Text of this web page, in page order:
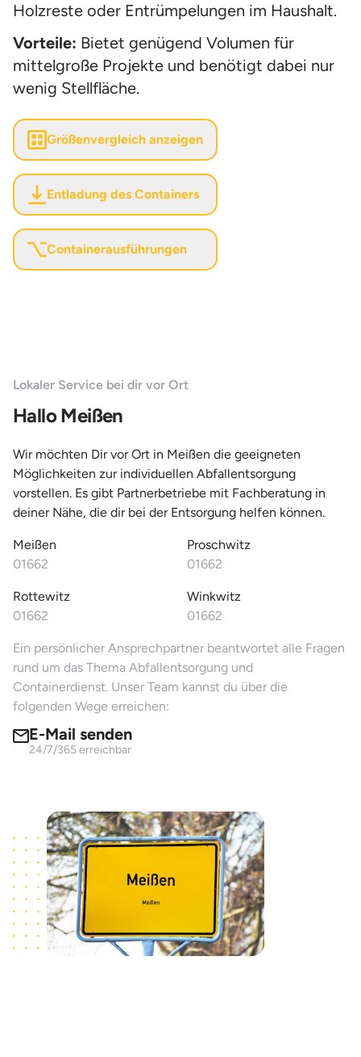
Holzreste oder Entrümpelungen im Haushalt.
Vorteile: Bietet genügend Volumen für
mittelgroße Projekte und benötigt dabei nur
wenig Stellfläche.
Größenvergleich anzeigen
Entladung des Containers
Containerausführungen
Lokaler Service bei dir vor Ort
Hallo Meißen
Wir möchten Dir vor Ort in Meißen die geeigneten
Möglichkeiten zur individuellen Abfallentsorgung
vorstellen. Es gibt Partnerbetriebe mit Fachberatung in
deiner Nähe, die dir bei der Entsorgung helfen können.
Meißen
01662
Proschwitz
01662
Rottewitz
01662
Winkwitz
01662
Ein persönlicher Ansprechpartner beantwortet alle Fragen
rund um das Thema Abfallentsorgung und
Containerdienst. Unser Team kannst du über die
folgenden Wege erreichen:
E-Mail senden
24/7/365 erreichbar